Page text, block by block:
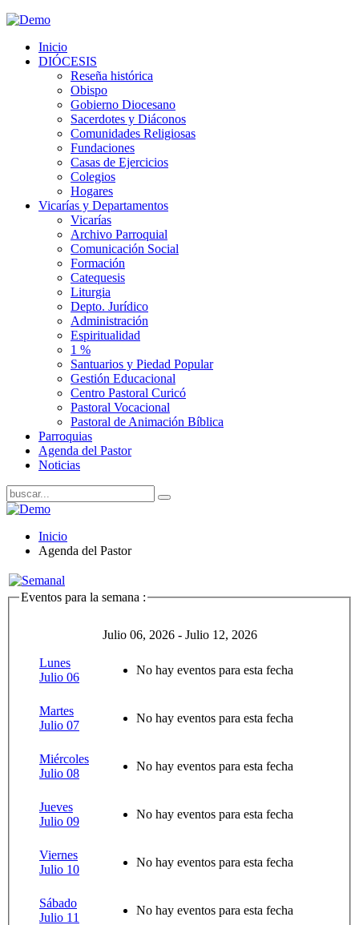
Inicio
DIÓCESIS
Reseña histórica
Obispo
Gobierno Diocesano
Sacerdotes y Diáconos
Comunidades Religiosas
Fundaciones
Casas de Ejercicios
Colegios
Hogares
Vicarías y Departamentos
Vicarías
Archivo Parroquial
Comunicación Social
Formación
Catequesis
Liturgia
Depto. Jurídico
Administración
Espiritualidad
1 %
Santuarios y Piedad Popular
Gestión Educacional
Centro Pastoral Curicó
Pastoral Vocacional
Pastoral de Animación Bíblica
Parroquias
Agenda del Pastor
Noticias
Inicio
Agenda del Pastor
Eventos para la semana :
Julio 06, 2026 - Julio 12, 2026
Lunes
Julio 06
No hay eventos para esta fecha
Martes
Julio 07
No hay eventos para esta fecha
Miércoles
Julio 08
No hay eventos para esta fecha
Jueves
Julio 09
No hay eventos para esta fecha
Viernes
Julio 10
No hay eventos para esta fecha
Sábado
Julio 11
No hay eventos para esta fecha